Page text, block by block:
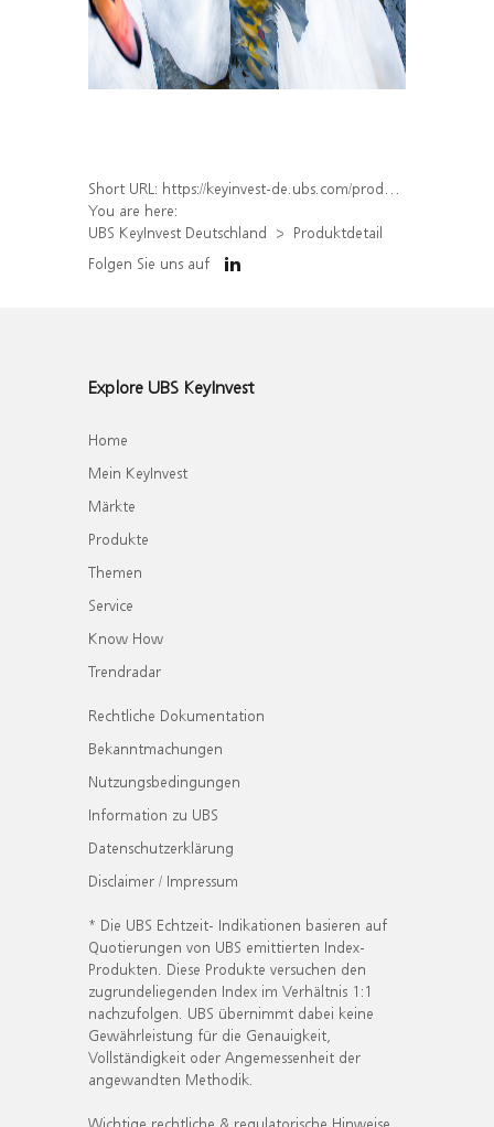
Short URL: https://keyinvest-de.ubs.com/produkt/detail/index/isin/DE000WA67XE2
You are here:
UBS KeyInvest Deutschland
Produktdetail
Folgen Sie uns auf
Explore UBS KeyInvest
Home
Mein KeyInvest
Märkte
Produkte
Themen
Service
Know How
Trendradar
Rechtliche Dokumentation
Bekanntmachungen
Nutzungsbedingungen
Information zu UBS
Datenschutzerklärung
Disclaimer / Impressum
* Die UBS Echtzeit- Indikationen basieren auf
Quotierungen von UBS emittierten Index-
Produkten. Diese Produkte versuchen den
zugrundeliegenden Index im Verhältnis 1:1
nachzufolgen. UBS übernimmt dabei keine
Gewährleistung für die Genauigkeit,
Vollständigkeit oder Angemessenheit der
angewandten Methodik.